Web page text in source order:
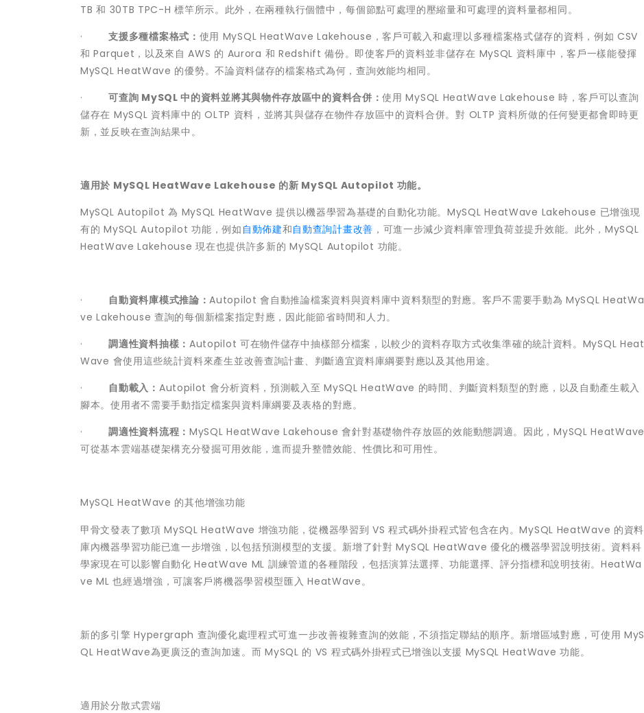
TB 和 30TB TPC-H 標竿所示。此外，在兩種執行個體中，每個節點可處理的壓縮量和可處理的資料量都相同。
·支援多種檔案格式： 使用 MySQL HeatWave Lakehouse，客戶可載入和處理以多種檔案格式儲存的資料，例如 CSV
和 Parquet，以及來自 AWS 的 Aurora 和 Redshift 備份。即使客戶的資料並非儲存在 MySQL 資料庫中，客戶一樣能發揮
MySQL HeatWave 的優勢。不論資料儲存的檔案格式為何，查詢效能均相同。
·可查詢 MySQL 中的資料並將其與物件存放區中的資料合併：使用 MySQL HeatWave Lakehouse 時，客戶可以查詢
儲存在 MySQL 資料庫中的 OLTP 資料，並將其與儲存在物件存放區中的資料合併。對 OLTP 資料所做的任何變更都會即時更
新，並反映在查詢結果中。
適用於 MySQL HeatWave Lakehouse 的新 MySQL Autopilot 功能。
MySQL Autopilot 為 MySQL HeatWave 提供以機器學習為基礎的自動化功能。MySQL HeatWave Lakehouse 已增強現
有的 MySQL Autopilot 功能，例如 自動佈建和自動查詢計畫改善 ，可進一步減少資料庫管理負荷並提升效能。此外，MySQL
HeatWave Lakehouse 現在也提供許多新的 MySQL Autopilot 功能。
· 自動資料庫模式推論：Autopilot 會自動推論檔案資料與資料庫中資料類型的對應。客戶不需要手動為 MySQL HeatWa
ve Lakehouse 查詢的每個新檔案指定對應，因此能節省時間和人力。
·調適性資料抽樣： Autopilot 可在物件儲存中抽樣部分檔案，以較少的資料存取方式收集準確的統計資料。MySQL Heat
Wave 會使用這些統計資料來產生並改善查詢計畫、判斷適宜資料庫綱要對應以及其他用途。
· 自動載入： Autopilot 會分析資料，預測載入至 MySQL HeatWave 的時間、判斷資料類型的對應，以及自動產生載入
腳本。使用者不需要手動指定檔案與資料庫綱要及表格的對應。
·調適性資料流程： MySQL HeatWave Lakehouse 會針對基礎物件存放區的效能動態調適。因此，MySQL HeatWave
可從基本雲端基礎架構充分發掘可用效能，進而提升整體效能、性價比和可用性。
MySQL HeatWave 的其他增強功能
甲骨文發表了數項 MySQL HeatWave 增強功能，從機器學習到 VS 程式碼外掛程式皆包含在內。MySQL HeatWave 的資料
庫內機器學習功能已進一步增強，以包括預測模型的支援。新增了針對 MySQL HeatWave 優化的機器學習說明技術。資料科
學家現在可以影響自動化 HeatWave ML 訓練管道的各種階段，包括演算法選擇、功能選擇、評分指標和說明技術。HeatWa
ve ML 也經過增強，可讓客戶將機器學習模型匯入 HeatWave。
新的多引擎 Hypergraph 查詢優化處理程式可進一步改善複雜查詢的效能，不須指定聯結的順序。新增區域對應，可使用 MyS
QL HeatWave為更廣泛的查詢加速。而 MySQL 的 VS 程式碼外掛程式已增強以支援 MySQL HeatWave 功能。
適用於分散式雲端